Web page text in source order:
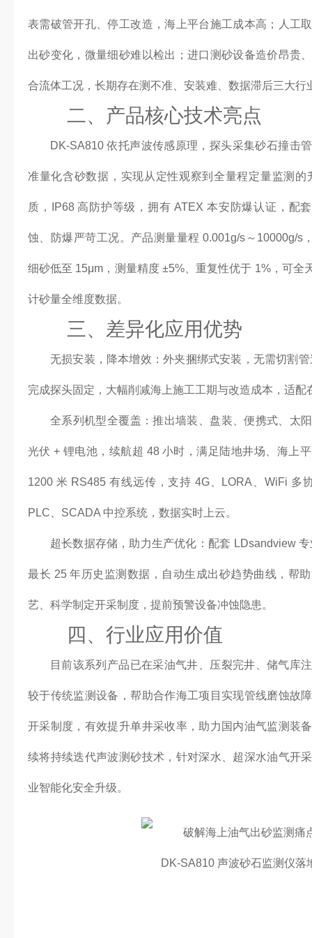
表需破管开孔、停工改造，海上平台施工成本高；人工
出砂变化，微量细砂难以检出；进口测砂设备造价昂贵
合流体工况，长期存在测不准、安装难、数据滞后三大行
二、产品核心技术亮点
DK-SA810 依托声波传感原理，探头采集砂石撞击
准量化含砂数据，实现从定性观察到全量程定量监测
质，IP68 高防护等级，拥有 ATEX 本安防爆认证，配
蚀、防爆严苛工况。产品测量量程 0.001g/s～10000g/s
细砂低至 15μm，测量精度 ±5%、重复性优于 1%，可全
计砂量全维度数据。
三、差异化应用优势
无损安装，降本增效：外夹捆绑式安装，无需切割
完成探头固定，大幅削减海上施工工期与改造成本，适配
全系列机型全覆盖：推出墙装、盘装、便携式、太
光伏 + 锂电池，续航超 48 小时，满足陆地井场、海上
1200 米 RS485 有线远传，支持 4G、LORA、WiFi 多
PLC、SCADA 中控系统，数据实时上云。
超长数据存储，助力生产优化：配套 LDsandview
最长 25 年历史监测数据，自动生成出砂趋势曲线，帮
艺、科学制定开采制度，提前预警设备冲蚀隐患。
四、行业应用价值
目前该系列产品已在采油气井、压裂完井、储气库
较于传统监测设备，帮助合作海工项目实现管线磨蚀故
开采制度，有效提升单井采收率，助力国内油气监测装
续将持续迭代声波测砂技术，针对深水、超深水油气开
业智能化安全升级。